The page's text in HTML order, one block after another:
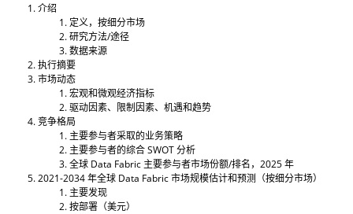
介绍
定义，按细分市场
研究方法/途径
数据来源
执行摘要
市场动态
宏观和微观经济指标
驱动因素、限制因素、机遇和趋势
竞争格局
主要参与者采取的业务策略
主要参与者的综合 SWOT 分析
全球 Data Fabric 主要参与者市场份额/排名，2025 年
2021-2034 年全球 Data Fabric 市场规模估计和预测（按细分市场）
主要发现
按部署（美元）